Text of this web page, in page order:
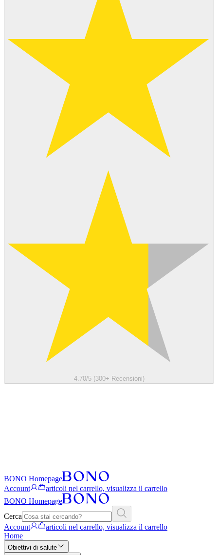
4.70/5 (300+ Recensioni)
BONO Homepage
Account
articoli nel carrello, visualizza il carrello
BONO Homepage
Cerca
Account
articoli nel carrello, visualizza il carrello
Home
Obiettivi di salute